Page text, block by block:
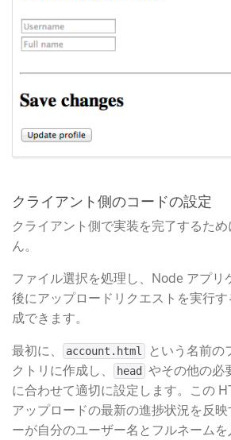
クライアント側のコードの設定
クライアント側で実装を完了するた
ん。
ファイル選択を処理し、Node アプ
後にアップロードリクエストを実行
成できます。
最初に、
account.html
という名前
クトリに作成し、
head
やその他の
に合わせて適切に設定します。この
アップロードの最新の進捗状況を反
ーが自分のユーザー名とフルネーム